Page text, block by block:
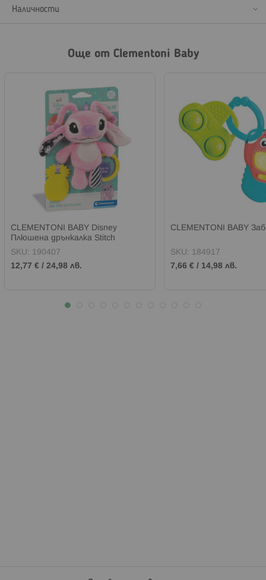
Наличности
Още от Clementoni Baby
CLEMENTONI BABY Disney
Плюшена дрънкалка Stitch
SKU: 190407
12,77 € / 24,98 лв.
CLEMENTONI BABY
SKU: 184917
7,66 € / 14,98 лв.